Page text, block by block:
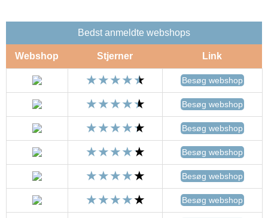
Bedst anmeldte webshops
Webshop Stjerner Link
Besøg webshop
Besøg webshop
Besøg webshop
Besøg webshop
Besøg webshop
Besøg webshop